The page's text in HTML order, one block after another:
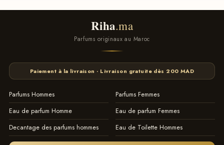
Riha.ma
Parfums originaux au Maroc
Paiement à la livraison · Livraison gratuite dès 200 MAD
Parfums Hommes
Parfums Femmes
Eau de parfum Homme
Eau de parfum Femmes
Decantage des parfums hommes
Eau de Toilette Hommes